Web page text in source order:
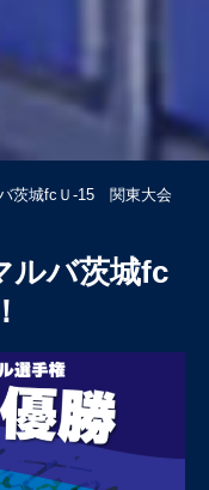
茨城fcＵ‐15 関東大会
ルバ茨城fc